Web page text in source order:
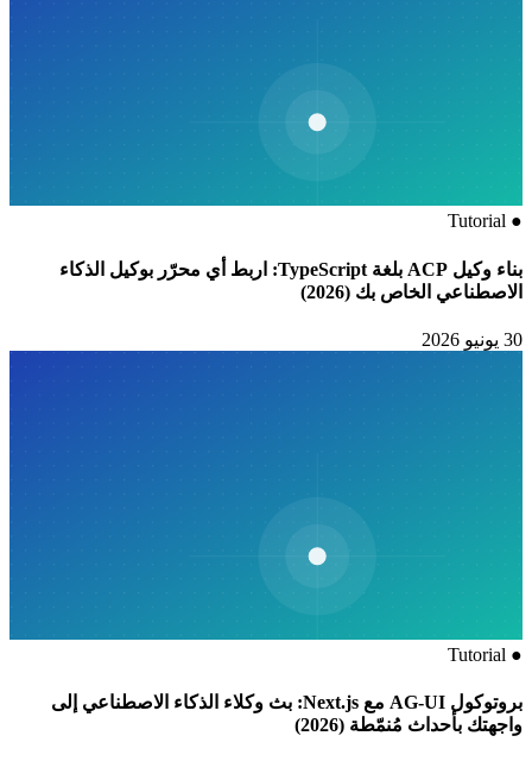
●
Tutorial
بناء وكيل ACP بلغة TypeScript: اربط أي محرّر بوكيل الذكاء
الاصطناعي الخاص بك (2026)
30 يونيو 2026
●
Tutorial
بروتوكول AG-UI مع Next.js: بث وكلاء الذكاء الاصطناعي إلى
واجهتك بأحداث مُنمّطة (2026)